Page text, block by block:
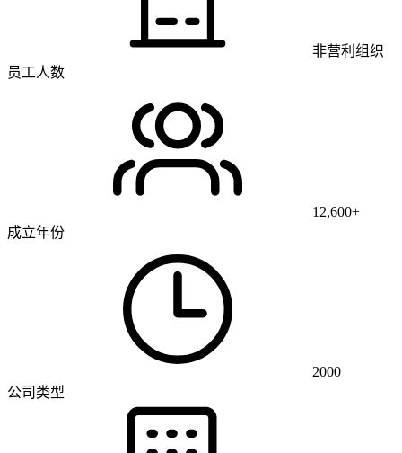
非营利组织
员工人数
12,600+
成立年份
2000
公司类型